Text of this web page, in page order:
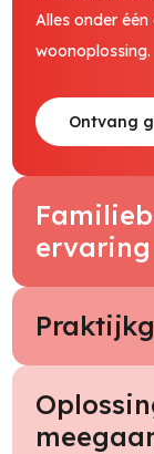
Alles onder
woonoplossing.
Ontvang
ervaring